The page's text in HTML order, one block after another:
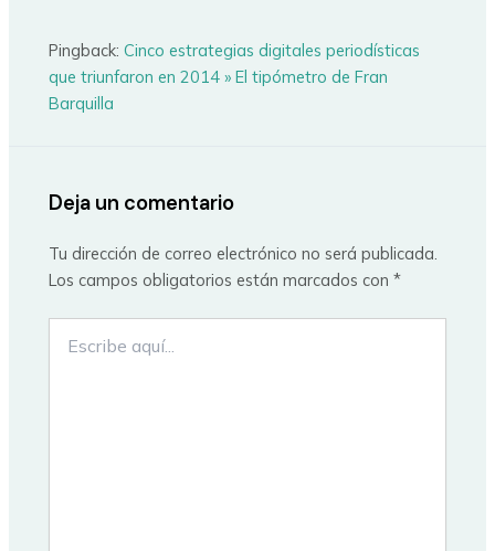
Pingback:Cinco estrategias digitales periodísticas
que triunfaron en 2014 » El tipómetro de Fran
Barquilla
Deja un comentario
Tu dirección de correo electrónico no será publicada.
Los campos obligatorios están marcados con*
aquí...